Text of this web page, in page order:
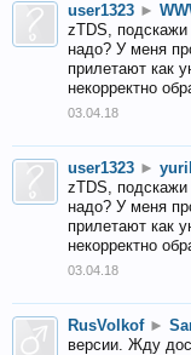
user1323 ►
zTDS, подскажи
надо? У меня
прилетают как
некорректно
03.04.18
user1323 ►
zTDS, подскажи
надо? У меня
прилетают как
некорректно
03.04.18
RusVolkof ►
версии. Жду